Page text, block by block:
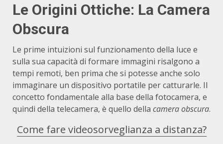
Le Origini Ottiche: La Camera
Obscura
Le prime intuizioni sul funzionamento della luce e
sulla sua capacità di formare immagini risalgono a
tempi remoti, ben prima che si potesse anche solo
immaginare un dispositivo portatile per catturarle. Il
concetto fondamentale alla base della fotocamera, e
quindi della telecamera, è quello della camera obscura.
Come fare videosorveglianza a distanza?